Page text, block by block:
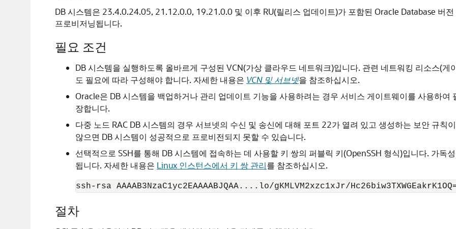
DB 시스템은 23.4.0.24.05, 21.12.0.0, 19.21.0.0 및 이후 RU(릴리스 업데이트)가 포함된 Oracle Database 버
프로비저닝됩니다.
필요 조건
DB 시스템을 실행하도록 올바르게 구성된 VCN(가상 클라우드 네트워크)입니다. 관련 네트워킹 리소스(게
도 필요에 따라 구성해야 합니다. 자세한 내용은 VCN 및 서브넷을 참조하십시오.
Oracle은 DB 시스템을 백업하거나 관리 업데이트 기능을 사용하려는 경우 서비스 게이트웨이를 사용하여
장합니다.
다중 노드 RAC DB 시스템의 경우 서브넷의 수신 및 송신에 대해 포트 22가 열려 있고 생성하는 보안 규칙
않으면 DB 시스템이 성공적으로 프로비전되지 못할 수 있습니다.
선택적으로 SSH를 통해 DB 시스템에 접속하는 데 사용할 키 쌍의 퍼블릭 키(OpenSSH 형식)입니다. 가독
됩니다. 자세한 내용은 Linux 인스턴스에서 키 쌍 관리를 참조하십시오.
ssh-rsa AAAAB3NzaC1yc2EAAAABJQAA....lo/gKMLVM2xzc1xJr/
절차